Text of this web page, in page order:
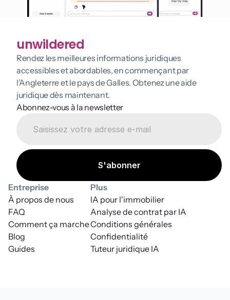
unwildered
Rendez les meilleures informations juridiques
accessibles et abordables, en commençant par
l’Angleterre et le pays de Galles. Obtenez une aide
juridique dès maintenant.
Abonnez-vous à la newsletter
Entreprise
À propos de nous
FAQ
Comment ça marche
Blog
Guides
Plus
Conditions générales
Analyse de contrat par IA
Tuteur juridique IA
Confidentialité
IA pour l'immobilier